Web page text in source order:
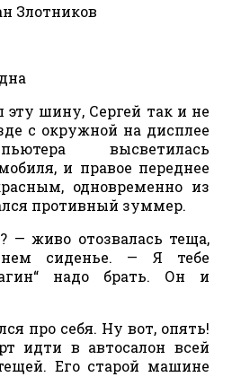
Злотников
эту шину, Сергей так и не
с окружной на дисплее
высветилась
и правое переднее
одновременно из
противный зуммер.
— живо отозвалась теща,
сиденье. — Я тебе
надо брать. Он и
про себя. Ну вот, опять!
идти в автосалон всей
Его старой машине